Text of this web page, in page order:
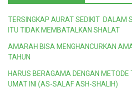
TERSINGKAP AURAT SEDIKIT DALAM
ITU TIDAK MEMBATALKAN SHALAT
AMARAH BISA MENGHANCURKAN
TAHUN
HARUS BERAGAMA DENGAN METODE
UMAT INI (AS-SALAF ASH-SHALIH)